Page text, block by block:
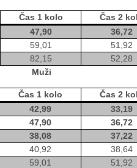
Čas 1 kolo Čas 2
47,90 36,72
59,01 51,92
82,15 52,28
Muži
Čas 1 kolo Čas 2
42,99 33,19
47,90 36,72
38,08 37,22
40,92 38,64
59,01 51,92